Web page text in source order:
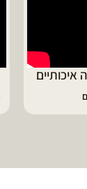
מורינגה